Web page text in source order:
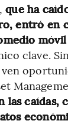
que ha
entró en
móvil
clave.
las caídas,